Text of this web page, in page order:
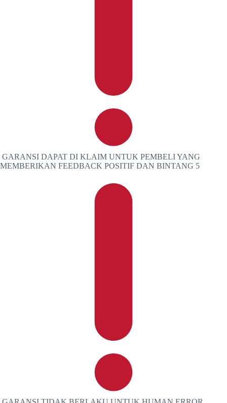
GARANSI DAPAT DI KLAIM UNTUK PEMBELI YANG
MEMBERIKAN FEEDBACK POSITIF DAN BINTANG 5